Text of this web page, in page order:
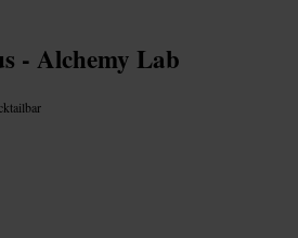
- Alchemy Lab